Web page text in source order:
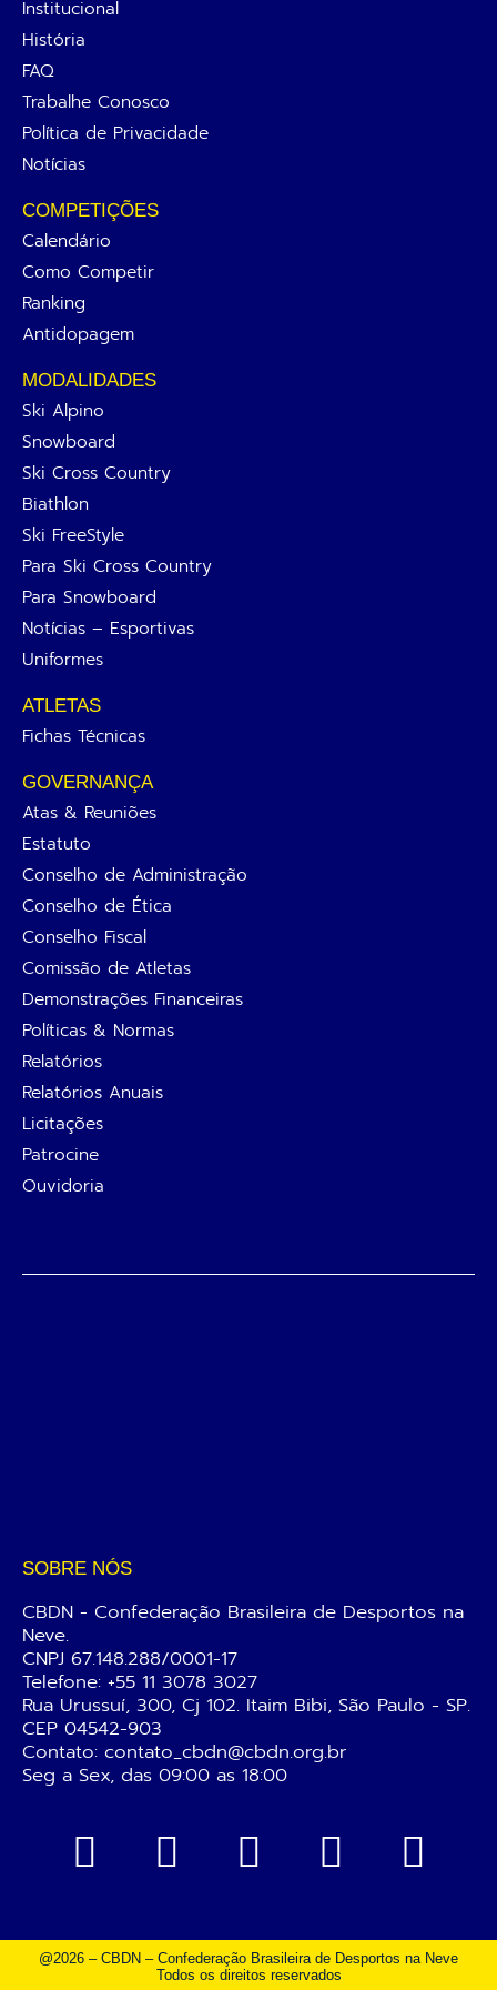
Institucional
História
FAQ
Trabalhe Conosco
Política de Privacidade
Notícias
COMPETIÇÕES
Calendário
Como Competir
Ranking
Antidopagem
MODALIDADES
Ski Alpino
Snowboard
Ski Cross Country
Biathlon
Ski FreeStyle
Para Ski Cross Country
Para Snowboard
Notícias – Esportivas
Uniformes
ATLETAS
Fichas Técnicas
GOVERNANÇA
Atas & Reuniões
Estatuto
Conselho de Administração
Conselho de Ética
Conselho Fiscal
Comissão de Atletas
Demonstrações Financeiras
Políticas & Normas
Relatórios
Relatórios Anuais
Licitações
Patrocine
Ouvidoria
SOBRE NÓS
CBDN - Confederação Brasileira de Desportos na
Neve.
CNPJ 67.148.288/0001-17
Telefone: +55 11 3078 3027
Rua Urussuí, 300, Cj 102. Itaim Bibi, São Paulo - SP.
CEP 04542-903
Contato: contato_cbdn@cbdn.org.br
Seg a Sex, das 09:00 as 18:00
@2026 – CBDN – Confederação Brasileira de Desportos na Neve
Todos os direitos reservados